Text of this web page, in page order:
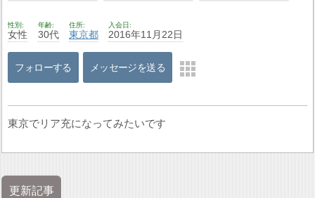
性別
女性
年齢
30代
住所
東京都
入会日
2016年11月22日
フォローする メッセージを送る
東京でリア充になってみたいです
更新記事